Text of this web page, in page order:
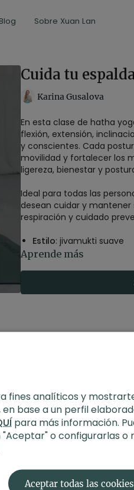
Blog Sobre Xuan Lan
Cuida tu
Karina Gusalova
En esta clase de hatha
flexión, extensión,
y conscientes. Cada
movilidad y fortalecer los
ligereza, bienestar y
Ideal para todas las
desean cuidar y
respiración y cuidado
Estilo: jivamukti suave
Profesor: Karina Gusaova
Contenido relacionado:
Aprende más
fines analíticos y
base a un perfil
para más información.
o configurarlas o
Aceptar todas las cookies